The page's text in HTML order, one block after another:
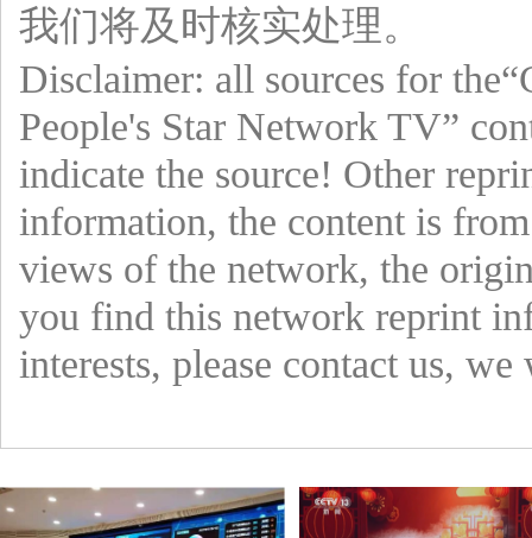
我们将及时核实处理。
Disclaimer: all sources for
People's Star Network TV”
indicate the source! Other
information, the content is
views of the network, the
you find this network reprint
interests, please contact us,